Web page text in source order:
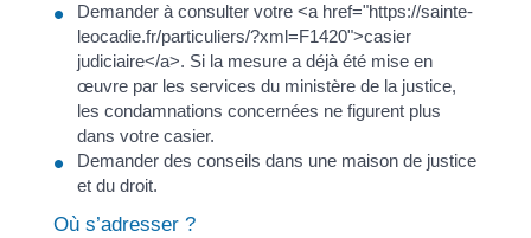
Demander à consulter votre <a href="https://sainte-
leocadie.fr/particuliers/?xml=F1420">casier
judiciaire</a>. Si la mesure a déjà été mise en
œuvre par les services du ministère de la justice,
les condamnations concernées ne figurent plus
dans votre casier.
Demander des conseils dans une maison de justice
et du droit.
Où s’adresser ?